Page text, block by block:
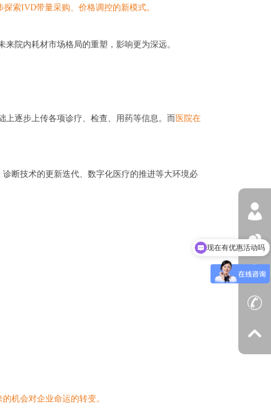
索IVD带量采购、价格调控的新模式。
院内耗材市场格局的重塑，影响更为深远。
上逐步上传各项诊疗、检查、用药等信息。而 医院在
断技术的更新迭代、数字化医疗的推进等大环境必
机会对企业命运的转变。
可以介绍下你们的产品么
现在有优惠活动吗